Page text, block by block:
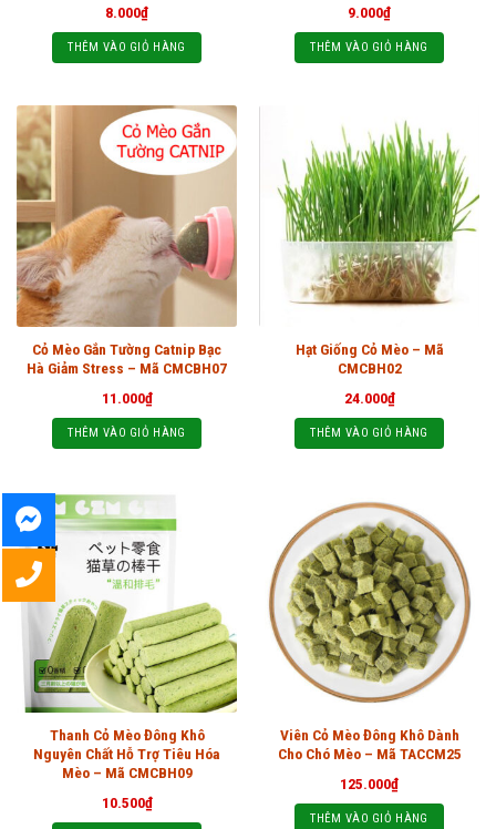
8.000₫
THÊM VÀO GIỎ HÀNG
9.000₫
THÊM VÀO GIỎ HÀNG
Cỏ Mèo Gắn Tường Catnip Bạc
Hà Giảm Stress – Mã CMCBH07
11.000₫
THÊM VÀO GIỎ HÀNG
Hạt Giống Cỏ Mèo – Mã
CMCBH02
24.000₫
THÊM VÀO GIỎ HÀNG
Thanh Cỏ Mèo Đông Khô
Nguyên Chất Hỗ Trợ Tiêu Hóa
Mèo – Mã CMCBH09
10.500₫
Viên Cỏ Mèo Đông Khô Dành
Cho Chó Mèo – Mã TACCM25
125.000₫
THÊM VÀO GIỎ HÀNG